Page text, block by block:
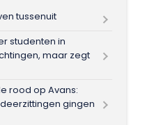
tussenuit
studenten in
maar zegt
rood op Avans:
gingen